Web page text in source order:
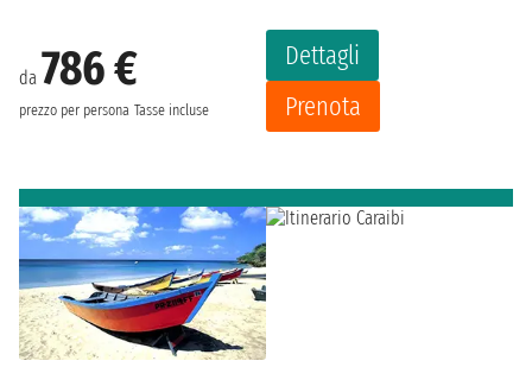
da 786 €
prezzo per persona Tasse incluse
Dettagli
Prenota